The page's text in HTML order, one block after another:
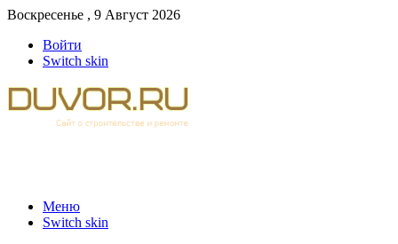
Воскресенье , 9 Август 2026
Войти
Switch skin
Меню
Switch skin